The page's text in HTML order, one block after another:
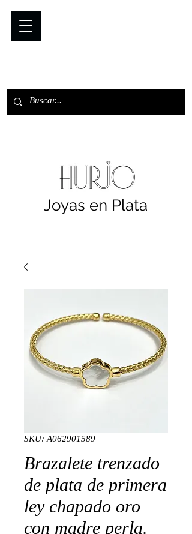
Joyas en Plata
SKU: A062901589
Brazalete trenzado
de plata de primera
ley chapado oro
con madre perla.